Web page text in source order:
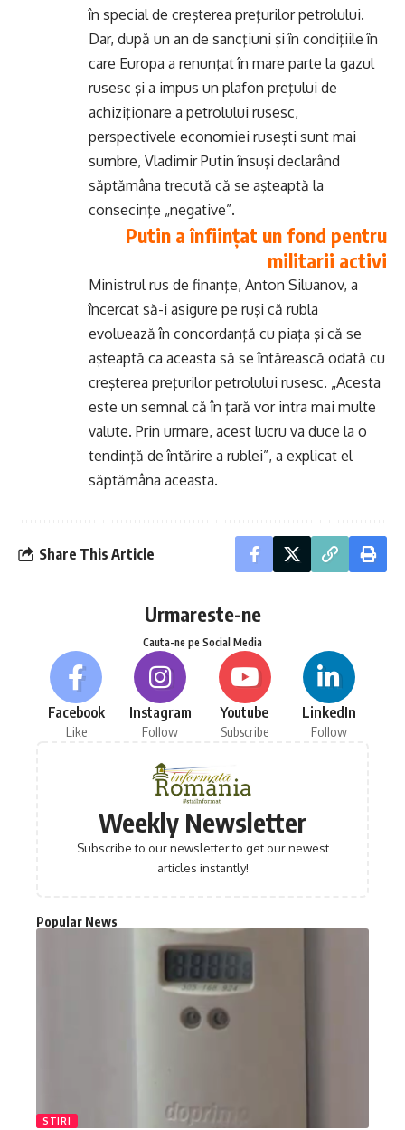
în special de creşterea preţurilor petrolului.
Dar, după un an de sancţiuni şi în condiţiile în
care Europa a renunţat în mare parte la gazul
rusesc şi a impus un plafon preţului de
achiziţionare a petrolului rusesc,
perspectivele economiei ruseşti sunt mai
sumbre, Vladimir Putin însuşi declarând
săptămâna trecută că se aşteaptă la
consecinţe „negative”.
Putin a înființat un fond pentru
militarii activi
Ministrul rus de finanţe, Anton Siluanov, a
încercat să-i asigure pe ruşi că rubla
evoluează în concordanţă cu piaţa şi că se
aşteaptă ca aceasta să se întărească odată cu
creşterea preţurilor petrolului rusesc. „Acesta
este un semnal că în ţară vor intra mai multe
valute. Prin urmare, acest lucru va duce la o
tendinţă de întărire a rublei”, a explicat el
săptămâna aceasta.
Share This Article
Urmareste-ne
Cauta-ne pe Social Media
Facebook
Like
Instagram
Follow
Youtube
Subscribe
LinkedIn
Follow
Weekly Newsletter
Subscribe to our newsletter to get our newest
articles instantly!
Popular News
STIRI